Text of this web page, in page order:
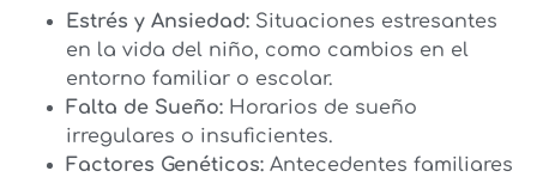
Estrés y Ansiedad: Situaciones estresantes
en la vida del niño, como cambios en el
entorno familiar o escolar.
Falta de Sueño: Horarios de sueño
irregulares o insuficientes.
Factores Genéticos: Antecedentes familiares